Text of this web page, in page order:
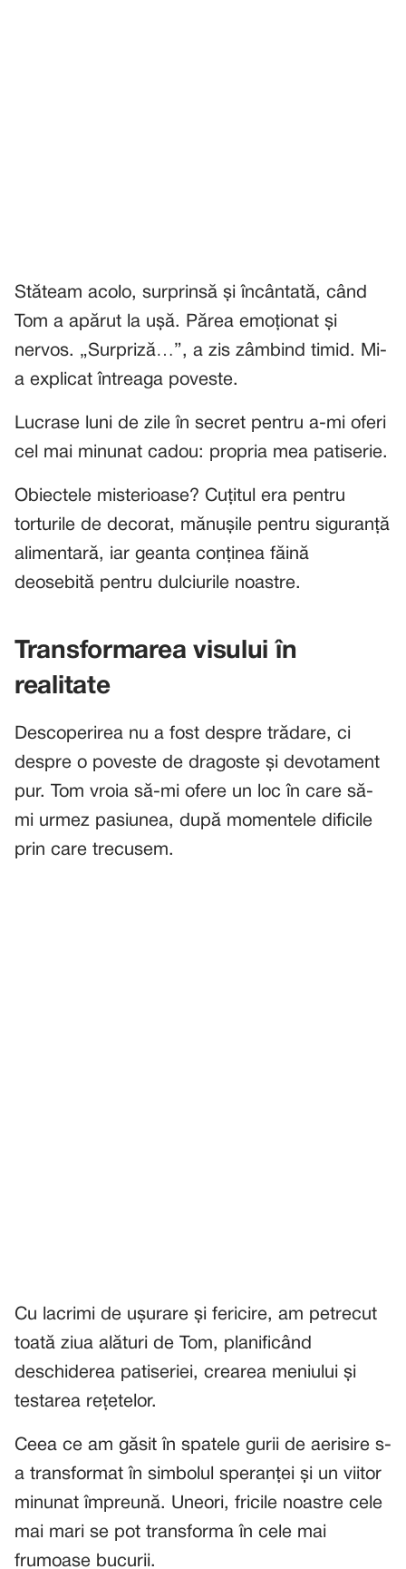
Stăteam acolo, surprinsă și încântată, când
Tom a apărut la ușă. Părea emoționat și
nervos. „Surpriză…”, a zis zâmbind timid. Mi-
a explicat întreaga poveste.
Lucrase luni de zile în secret pentru a-mi oferi
cel mai minunat cadou: propria mea patiserie.
Obiectele misterioase? Cuțitul era pentru
torturile de decorat, mănușile pentru siguranță
alimentară, iar geanta conținea făină
deosebită pentru dulciurile noastre.
Transformarea visului în
realitate
Descoperirea nu a fost despre trădare, ci
despre o poveste de dragoste și devotament
pur. Tom vroia să-mi ofere un loc în care să-
mi urmez pasiunea, după momentele dificile
prin care trecusem.
Cu lacrimi de ușurare și fericire, am petrecut
toată ziua alături de Tom, planificând
deschiderea patiseriei, crearea meniului și
testarea rețetelor.
Ceea ce am găsit în spatele gurii de aerisire s-
a transformat în simbolul speranței și un viitor
minunat împreună. Uneori, fricile noastre cele
mai mari se pot transforma în cele mai
frumoase bucurii.